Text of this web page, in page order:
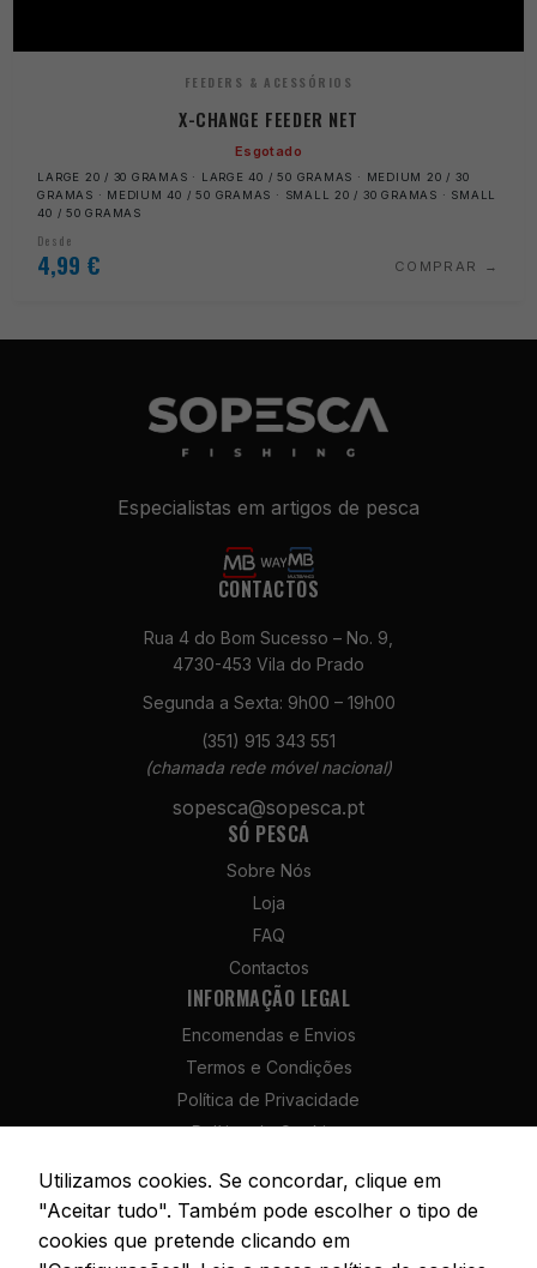
FEEDERS & ACESSÓRIOS
X-CHANGE FEEDER NET
Esgotado
LARGE 20 / 30 GRAMAS · LARGE 40 / 50 GRAMAS · MEDIUM 20 / 30
GRAMAS · MEDIUM 40 / 50 GRAMAS · SMALL 20 / 30 GRAMAS · SMALL
40 / 50 GRAMAS
Desde
4,99 € COMPRAR
Especialistas em artigos de pesca
CONTACTOS
Rua 4 do Bom Sucesso – No. 9,
4730-453 Vila do Prado
Segunda a Sexta: 9h00 – 19h00
(351) 915 343 551
(chamada rede móvel nacional)
sopesca@sopesca.pt
SÓ PESCA
Sobre Nós
Loja
FAQ
Contactos
INFORMAÇÃO LEGAL
Encomendas e Envios
Termos e Condições
Política de Privacidade
Política de Cookies
Livro de Reclamações
Utilizamos cookies. Se concordar, clique em
"Aceitar tudo". Também pode escolher o tipo de
cookies que pretende clicando em
Necessários
Estes cookies
do site.
Estatísticas
funcionalidade
e a estrutura
do site, com
base na forma